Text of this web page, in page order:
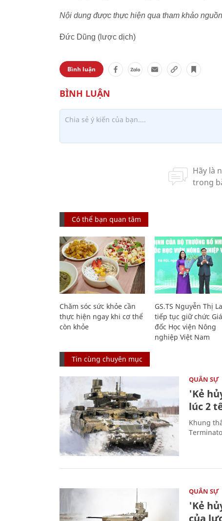
Nội dung được thực hiện qua tham khảo
Đức Dũng (lược dịch)
Bình luận
Có thể bạn quan tâm
Chăm sóc sức khỏe cần
thực hiện ngay khi cơ thể
còn khỏe
GS.TS Nguyễn Thị
tiếp tục giữ chức
đốc Học viện Nông
nghiệp Việt Nam
Tin cùng chuyên mục
QUÂN SỰ
'Kẻ
lúc 2
Khung
QUÂN SỰ
'Kẻ
của